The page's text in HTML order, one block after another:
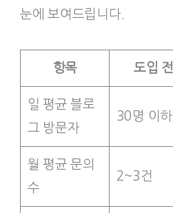
눈에 보여드립니다.
항목 도입 전
일 평균 블로
그 방문자
30명 이하
월 평균 문의
수
2~3건